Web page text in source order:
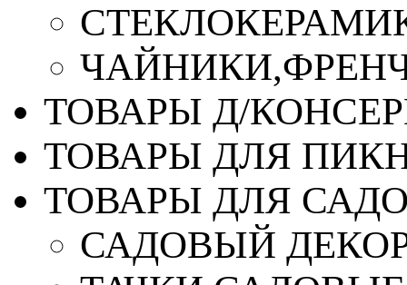
ТОВАРЫ Д/
ТОВАРЫ ДЛЯ
ТОВАРЫ ДЛЯ
САДОВЫЙ